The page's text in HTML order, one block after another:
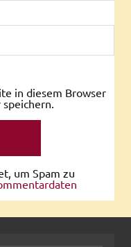
in diesem Browser
um Spam zu